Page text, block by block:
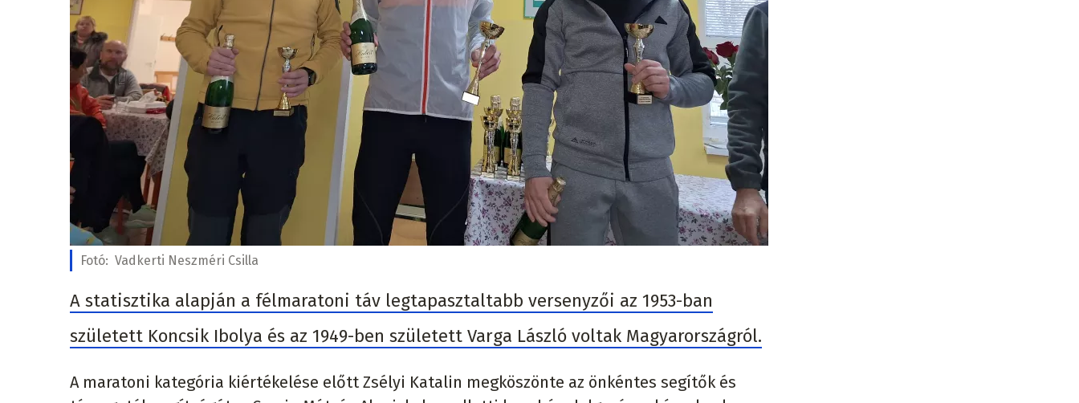
Fotó: Vadkerti Neszméri Csilla
A statisztika alapján a félmaratoni táv legtapasztaltabb versenyzői az 1953-ban
született Koncsik Ibolya és az 1949-ben született Varga László voltak Magyarországról.
A maratoni kategória kiértékelése előtt Zsélyi Katalin megköszönte az önkéntes segítők és